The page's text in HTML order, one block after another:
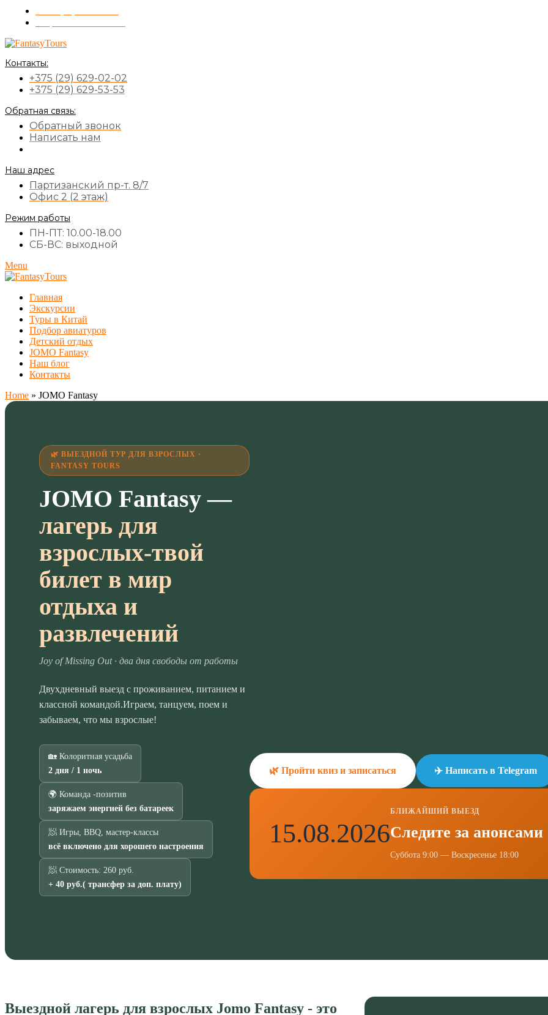
Контакты:
+375 (29) 629-02-02
+375 (29) 629-53-53
Обратная связь:
Обратный звонок
Написать нам
Наш адрес
Партизанский пр-т. 8/7
Офис 2 (2 этаж)
Режим работы
ПН-ПТ: 10.00-18.00
СБ-ВС: выходной
Menu
Главная
Экскурсии
Туры в Китай
Подбор авиатуров
Детский отдых
JOMO Fantasy
Наш блог
Контакты
Home » JOMO Fantasy
🌿 ВЫЕЗДНОЙ ТУР ДЛЯ ВЗРОСЛЫХ ·
FANTASY TOURS
JOMO Fantasy —
лагерь для
взрослых-твой
билет в мир
отдыха и
развлечений
Joy of Missing Out · два дня свободы от работы
Двухдневный выезд с проживанием, питанием и
классной командой.Играем, танцуем, поем и
забываем, что мы взрослые!
🏡 Колоритная усадьба
2 дня / 1 ночь
🌍 Команда -позитив
заряжаем энергией без батареек
🧖 Игры, BBQ, мастер-классы
всё включено для хорошего настроения
🧖 Стоимость: 260 руб.
+ 40 руб.( трансфер за доп. плату)
🌿 Пройти квиз и записаться ✈️ Написать в Telegram
15.08.2026
БЛИЖАЙШИЙ ВЫЕЗД
Следите за анонсами
Суббота 9:00 — Воскресенье 18:00
Выездной лагерь для взрослых Jomo Fantasy - это